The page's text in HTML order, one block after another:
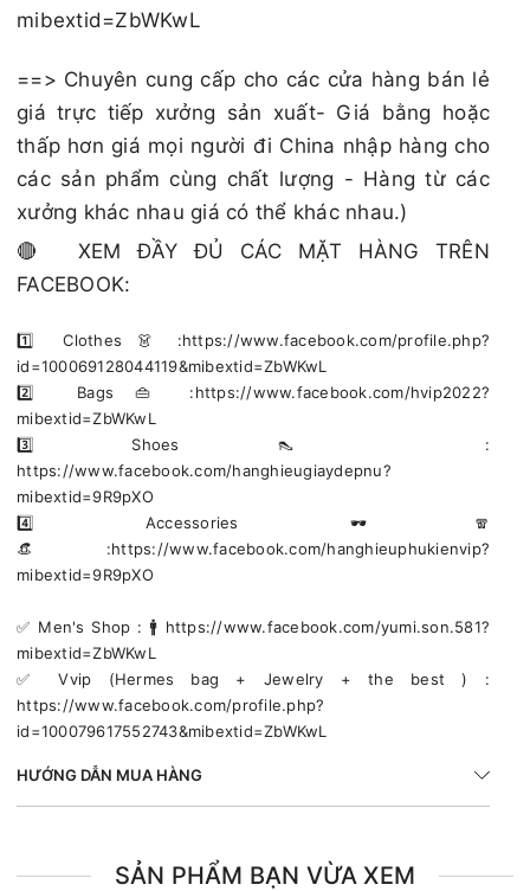
mibextid=ZbWKwL
==> Chuyên cung cấp cho các cửa hàng bán lẻ
giá trực tiếp xưởng sản xuất- Giá bằng hoặc
thấp hơn giá mọi người đi China nhập hàng cho
các sản phẩm cùng chất lượng - Hàng từ các
xưởng khác nhau giá có thể khác nhau.)
🔴 XEM ĐẦY ĐỦ CÁC MẶT HÀNG TRÊN
FACEBOOK:
1️⃣ Clothes 👗 :https://www.facebook.com/profile.php?
id=100069128044119&mibextid=ZbWKwL
2️⃣ Bags 👜 :https://www.facebook.com/hvip2022?
mibextid=ZbWKwL
3️⃣ Shoes 👠 :
https://www.facebook.com/hanghieugiaydepnu?
mibextid=9R9pXO
4️⃣ Accessories 🕶🧣
👒:https://www.facebook.com/hanghieuphukienvip?
mibextid=9R9pXO
✅️ Men's Shop : 🚹 https://www.facebook.com/yumi.son.581?
mibextid=ZbWKwL
✅️ Vvip (Hermes bag + Jewelry + the best ) :
https://www.facebook.com/profile.php?
id=100079617552743&mibextid=ZbWKwL
HƯỚNG DẪN MUA HÀNG
SẢN PHẨM BẠN VỪA XEM